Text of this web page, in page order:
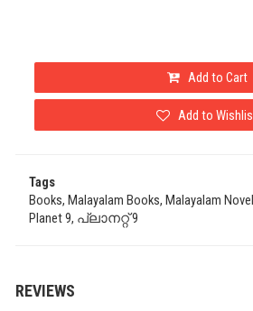
Add to Cart
Add to
Tags
Books, Malayalam Books, Malayalam
Planet 9, പ്ലാനറ്റ് 9
REVIEWS